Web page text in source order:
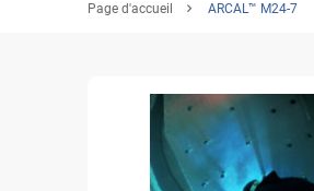
Page d'accueil ARCAL™ M24-7